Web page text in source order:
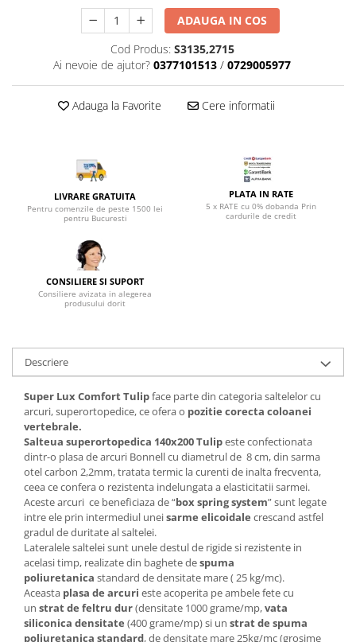
Saltele ieftine
Saltele cu plasa de arcuri
Saltele cu spuma
Scaune pentru bucatarie
Mobila bucatarie
Seturi mese si scaune bucatarie
Mobilier hol
Suporturi si rafturi pantofi
Seturi mobilier hol
Stender haine
Suport pentru umerase
Mobilier gradinita
Mese gradinita
Set mese si scaune gradinita
Mobilier copii
Mobila camera copii
Scaune birou pentru copii
Saltele patuturi copii
Paturi copii
Masa si scaune gradinita
Seturi comode living si dormitor
ADAUGA IN COS
Cod Produs: S3135,2715
Ai nevoie de ajutor? 0377101513 / 0729005977
Adauga la Favorite Cere informatii
LIVRARE GRATUITA
Pentru comenzile de peste 1500 lei
pentru Bucuresti
PLATA IN RATE
5 x RATE cu 0% dobanda Prin
cardurile de credit
CONSILIERE SI SUPORT
Consiliere avizata in alegerea
produsului dorit
Descriere
Super Lux Comfort Tulipface parte din categoria saltelelor cu
arcuri, superortopedice, ce ofera o pozitie corecta coloanei
vertebrale.
Salteua superortopedica 140x200 Tulipeste confectionata
dintr-o plasa de arcuri Bonnell cu diametrul de 8 cm, din sarma
otel carbon 2,2mm, tratata termic la curenti de inalta frecventa,
ceea ce confera o rezistenta indelungata a elasticitatii sarmei.
Aceste arcuri ce beneficiaza de “box spring system” sunt legate
intre ele prin intermediul uneisarme elicoidale crescand astfel
gradul de duritate al saltelei.
Lateralele saltelei sunt unele destul de rigide si rezistente in
acelasi timp, realizate din baghete despuma
poliuretanica standard de densitate mare ( 25 kg/mc).
Aceasta plasa de arcuri este acoperita pe ambele fete cu
un strat de feltru dur(densitate 1000 grame/mp,vata
siliconica densitate (400 grame/mp) si un strat de spuma
poliuretanica standard, de densitate mare 25kg/mc (grosime